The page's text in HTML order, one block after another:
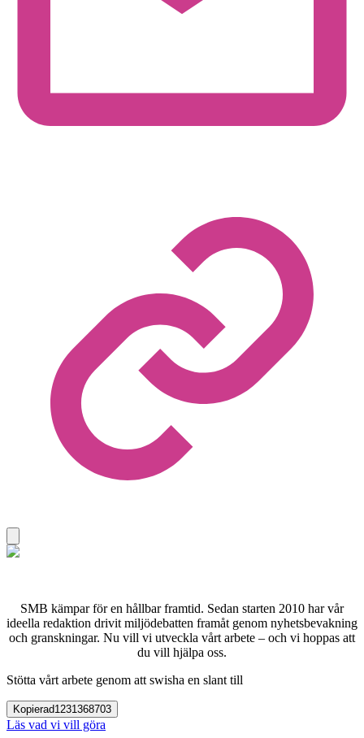
SMB kämpar för en hållbar framtid. Sedan starten 2010 har vår
ideella redaktion drivit miljödebatten framåt genom nyhetsbevakning
och granskningar. Nu vill vi utveckla vårt arbete – och vi hoppas att
du vill hjälpa oss.
Stötta vårt arbete genom att swisha en slant till
Kopierad1231368703
Läs vad vi vill göra